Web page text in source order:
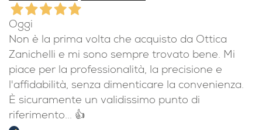
Oggi
Non è la prima volta che acquisto da Ottica
Zanichelli e mi sono sempre trovato bene. Mi
piace per la professionalità, la precisione e
l'affidabilità, senza dimenticare la convenienza.
È sicuramente un validissimo punto di
riferimento... 👍